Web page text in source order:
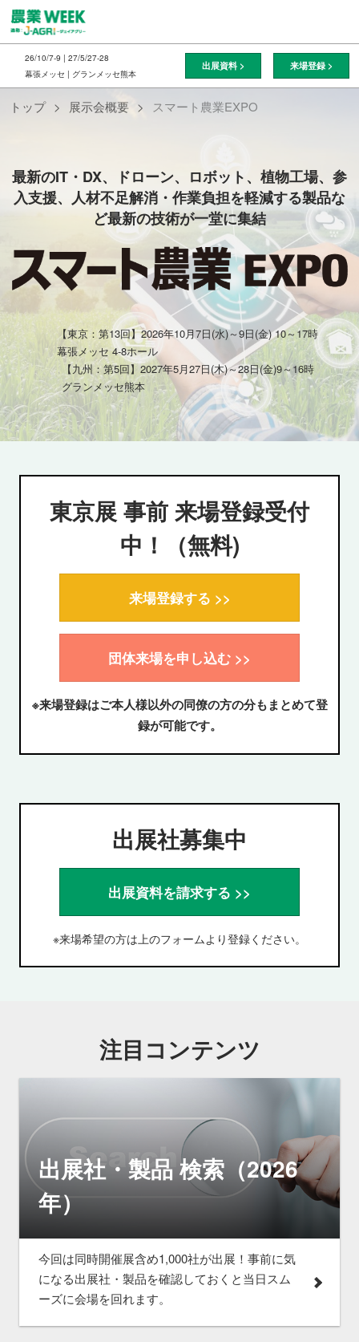
ス
キ
ッ
し
て
26/10/7-9 | 27/5/27-28
幕張メッセ | グランメッセ熊本
出展資料 > 来場登録 >
トップ 展示会概要 スマート農業EXPO
ス
マ
ー
ト
農
業
EXPO
最新のIT・DX、ドローン、ロボット、植物工場、参
入支援、人材不足解消・作業負担を軽減する製品な
ど最新の技術が一堂に集結
【東京：第13回】2026年10月7日(水)～9日(金) 10～17時
幕張メッセ 4-8ホール
【九州：第5回】2027年5月27日(木)～28日(金)9～16時
グランメッセ熊本
東京展 事前 来場登録受付
中！（無料)
来場登録する >>
団体来場を申し込む >>
※来場登録はご本人様以外の同僚の方の分もまとめて登
録が可能です。
出展社募集中
出展資料を請求する >>
※来場希望の方は上のフォームより登録ください。
注目コンテンツ
出展社・製品 検索（2026
年）
今回は同時開催展含め1,000社が出展！事前に気
になる出展社・製品を確認しておくと当日スム
ーズに会場を回れます。